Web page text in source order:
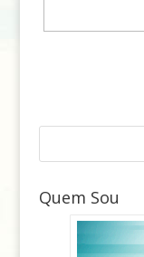
Quem Sou